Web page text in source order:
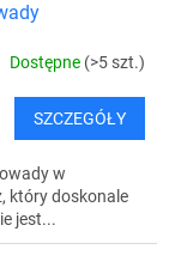
Dostępne (>5 szt.)
SZCZEGÓŁY
w
który doskonale
jest...